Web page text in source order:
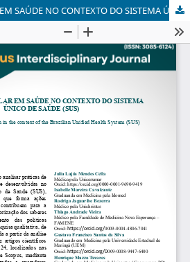
EDUCAÇÃO POPULAR EM SAÚDE NO CONTEXTO DO SISTEMA ÚNICO DE SAÚDE (SUS)